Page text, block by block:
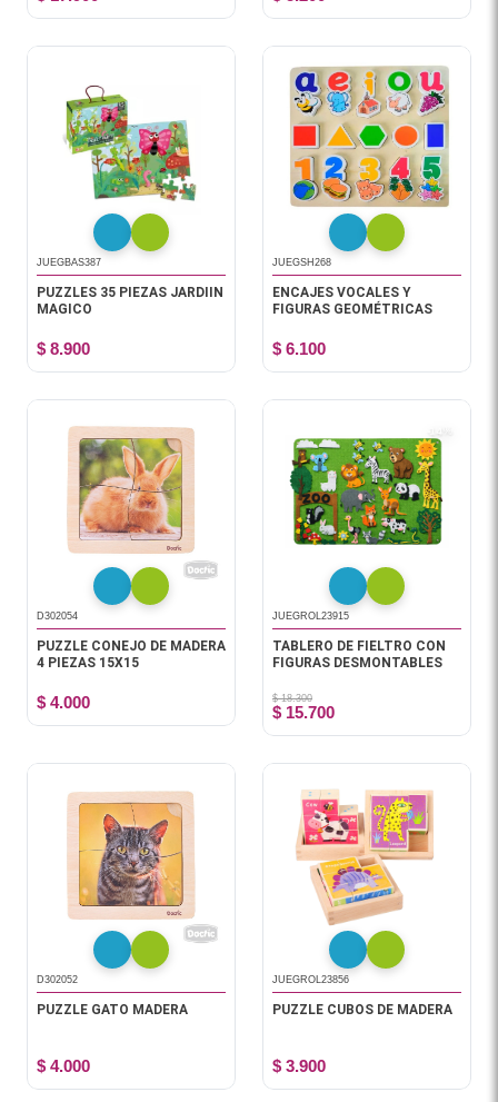
JUEGBAS387
PUZZLES 35 PIEZAS JARDIIN
MAGICO
$ 8.900
JUEGSH268
ENCAJES VOCALES Y
FIGURAS GEOMÉTRICAS
$ 6.100
D302054
PUZZLE CONEJO DE MADERA
4 PIEZAS 15X15
$ 4.000
JUEGROL23915
TABLERO DE FIELTRO CON
FIGURAS DESMONTABLES
$ 18.300
$ 15.700
D302052
PUZZLE GATO MADERA
$ 4.000
JUEGROL23856
PUZZLE CUBOS DE MADERA
$ 3.900